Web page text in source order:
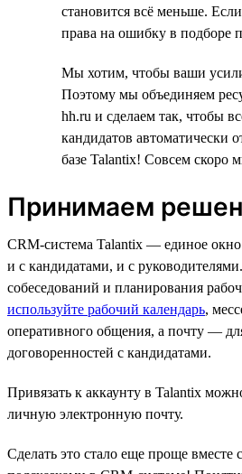
становится всё меньше.
права на ошибку в подборе
Мы хотим, чтобы ваши
Поэтому мы объединяем
hh.ru и сделаем так, чтобы
кандидатов автоматически
базе Talantix! Совсем скоро
Принимаем
CRM-система Talantix — единое
и с кандидатами, и с
собеседований и планирования
используйте рабочий календарь,
оперативного общения, а почту —
договоренностей с кандидатами.
Привязать к аккаунту в Talantix
личную электронную почту.
Сделать это стало еще проще вместе